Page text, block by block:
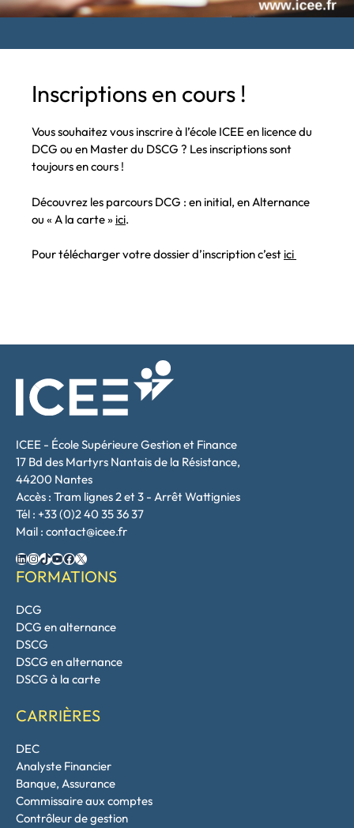
Inscriptions en cours !
Vous souhaitez vous inscrire à l’école ICEE en licence du
DCG ou en Master du DSCG ? Les inscriptions sont
toujours en cours !
Découvrez les parcours DCG : en initial, en Alternance
ou « A la carte » ici.
Pour télécharger votre dossier d’inscription c’est ici
ICEE - École Supérieure Gestion et Finance
17 Bd des Martyrs Nantais de la Résistance,
44200 Nantes
Accès : Tram lignes 2 et 3 - Arrêt Wattignies
Tél : +33 (0)2 40 35 36 37
Mail : contact@icee.fr
LinkedIn
Instagram
TikTok
YouTube
Facebook
X
FORMATIONS
DCG
DCG en alternance
DSCG
DSCG en alternance
DSCG à la carte
CARRIÈRES
DEC
Analyste Financier
Banque, Assurance
Commissaire aux comptes
Contrôleur de gestion